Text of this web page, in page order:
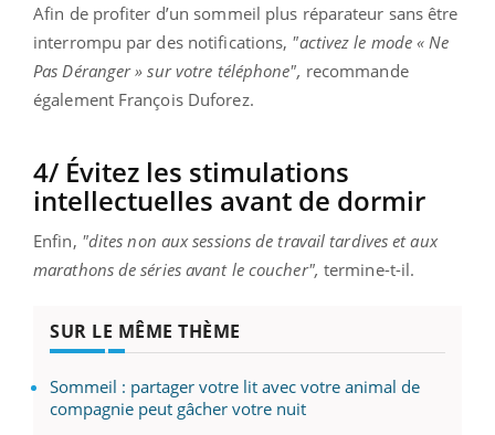
Afin de profiter d’un sommeil plus réparateur sans être
interrompu par des notifications, "activez le mode « Ne
Pas Déranger » sur votre téléphone", recommande
également François Duforez.
4/ Évitez les stimulations
intellectuelles avant de dormir
Enfin, "dites non aux sessions de travail tardives et aux
marathons de séries avant le coucher", termine-t-il.
SUR LE MÊME THÈME
Sommeil : partager votre lit avec votre animal de
compagnie peut gâcher votre nuit